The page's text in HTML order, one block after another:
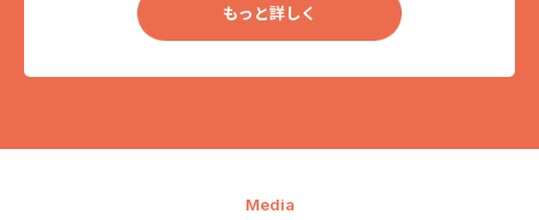
もっと詳しく
Media